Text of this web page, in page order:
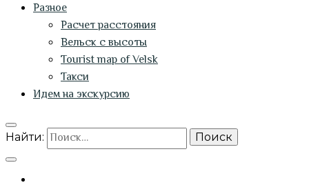
Разное
Расчет расстояния
Вельск с высоты
Tourist map of Velsk
Такси
Идем на экскурсию
Найти: